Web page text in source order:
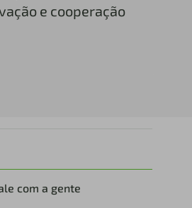
e cooperação
com a gente